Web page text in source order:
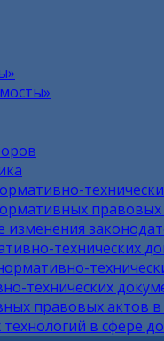
правовых
технических
технических
правовых актов в
в сфере